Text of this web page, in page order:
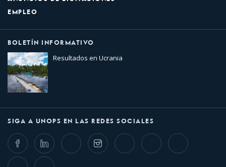
EMPLEO
BOLETÍN INFORMATIVO
Resultados en Ucrania
SIGA A UNOPS EN LAS REDES SOCIALES
FacebookLinkedIn Twitter InstagramWhatsappBluesky Threads
TikTok Flickr